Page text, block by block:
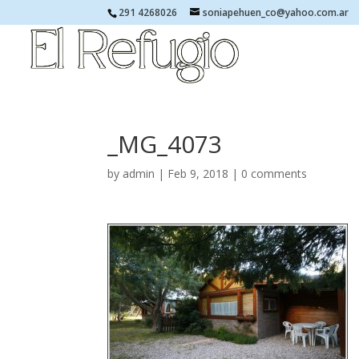
291 4268026 soniapehuen_co@yahoo.com.ar
_MG_4073
by admin | Feb 9, 2018 | 0 comments